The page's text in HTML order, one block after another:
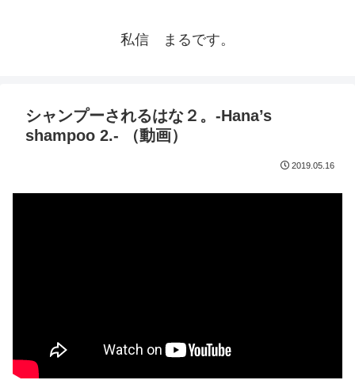
私信 まるです。
シャンプーされるはな２。-Hana’s
shampoo 2.- （動画）
2019.05.16